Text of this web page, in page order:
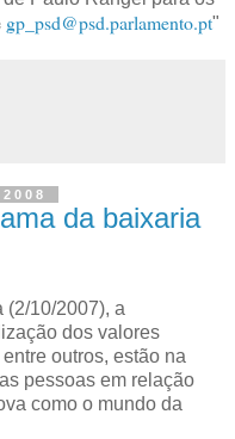
gp_psd@psd.parlamento.pt"
da baixaria
(2/10/2007), a
dos valores
outros, estão na
pessoas em relação
como o mundo da